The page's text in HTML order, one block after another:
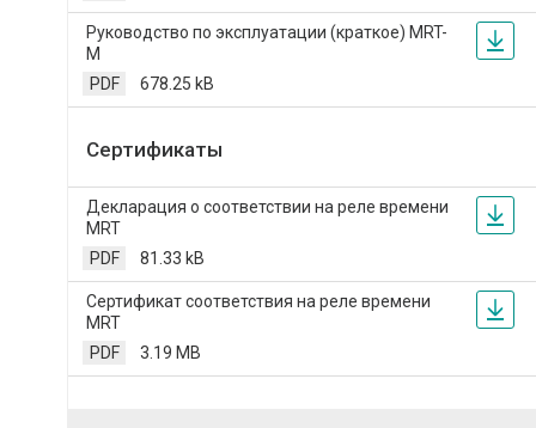
Руководство по эксплуатации (краткое) MRT-
M
PDF
678.25 kB
Сертификаты
Декларация о соответствии на реле времени
MRT
PDF
81.33 kB
Сертификат соответствия на реле времени
MRT
PDF
3.19 MB